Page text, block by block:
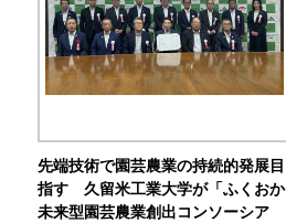
先端技術で園芸農業の持続的発展目
指す 久留米工業大学が「ふくおか
未来型園芸農業創出コンソーシア